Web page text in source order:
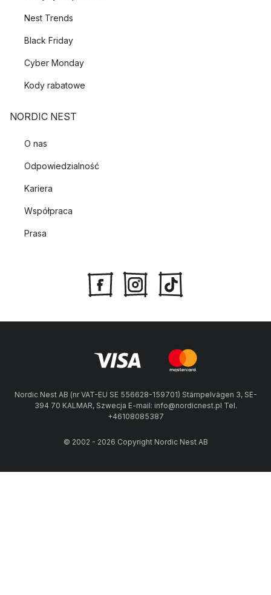
szczotką.
wycierasz filiżankę do sucha miękką szmatką.
Nest Trends
Black Friday
Cyber Monday
Kody rabatowe
NORDIC NEST
O nas
Odpowiedzialność
Kariera
Współpraca
Prasa
Nordic Nest AB (nr VAT-EU SE 556628-159701) Stämpelvägen 3, SE-
394 70 KALMAR, Szwecja E-mail: info@nordicnest.pl Tel.
+46108085387
© 2002 - 2026 Copyright Nordic Nest AB